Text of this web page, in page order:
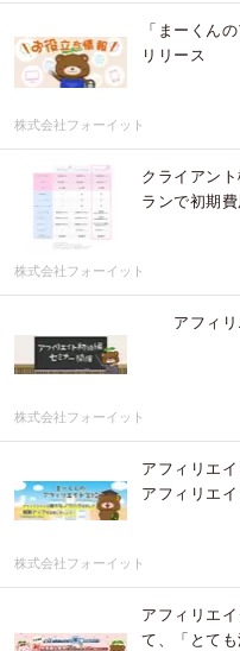
「まーくん
リリース
株式会社フォーイット
クライアン
ランで初期
株式会社フォーイット
アフィ
株式会社フォーイット
アフィリエ
アフィリエ
株式会社フォーイット
アフィリエ
て、「とて